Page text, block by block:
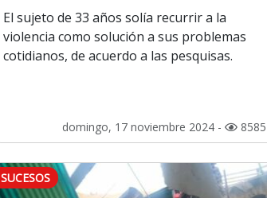
El sujeto de 33 años solía recurrir a la
violencia como solución a sus problemas
cotidianos, de acuerdo a las pesquisas.
domingo, 17 noviembre 2024 - 8585
SUCESOS